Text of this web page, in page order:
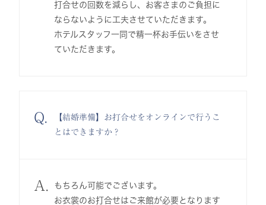
打合せの回数を減らし、お客さまのご負担に
ならないように工夫させていただきます。
ホテルスタッフ一同で精一杯お手伝いをさせ
ていただきます。
Q.
【結婚準備】お打合せをオンラインで行うこ
とはできますか？
A.
もちろん可能でございます。
お衣裳のお打合せはご来館が必要となります